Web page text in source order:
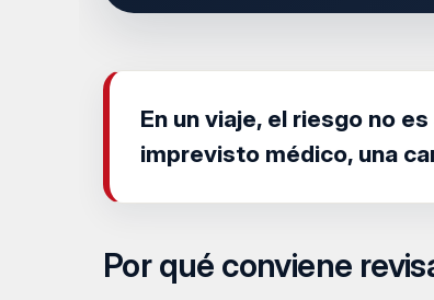
En un viaje, el riesgo no
imprevisto médico, una
Por qué conviene